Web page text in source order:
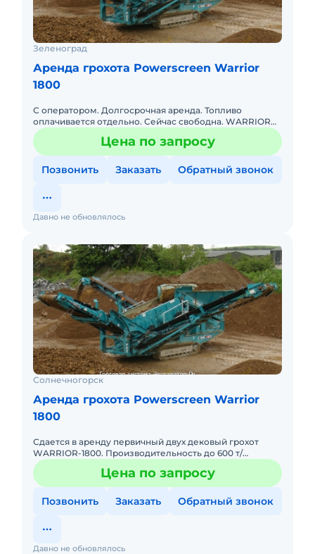
Зеленоград
Аренда грохота Powerscreen Warrior
1800
С оператором. Долгосрочная аренда. Топливо
оплачивается отдельно. Сейчас свободна. WARRIOR
1800. Первичный двухдековый грохот. Просевная 4.88
на 1.52, приемныйЦена по запросу
Позвонить Заказать Обратный звонок
Давно не обновлялось
Солнечногорск
Аренда грохота Powerscreen Warrior
1800
Сдается в аренду первичный двух дековый грохот
WARRIOR-1800. Производительность до 600 т/
ч.просевная 4.88 на 1.52,приемный бункер 6.8 м3. А так
же сдается вт
Цена по запросу
Позвонить Заказать Обратный звонок
Давно не обновлялось